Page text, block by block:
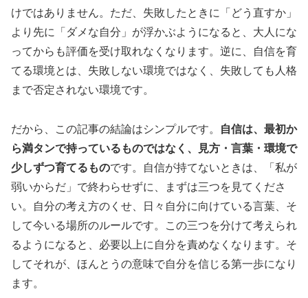
けではありません。ただ、失敗したときに「どう直すか」
より先に「ダメな自分」が浮かぶようになると、大人にな
ってからも評価を受け取れなくなります。逆に、自信を育
てる環境とは、失敗しない環境ではなく、失敗しても人格
まで否定されない環境です。
だから、この記事の結論はシンプルです。
自信は、最初か
ら満タンで持っているものではなく、見方・言葉・環境で
少しずつ育てるものです。自信が持てないときは、「私が
弱いからだ」で終わらせずに、まずは三つを見てくださ
い。自分の考え方のくせ、日々自分に向けている言葉、そ
して今いる場所のルールです。この三つを分けて考えられ
るようになると、必要以上に自分を責めなくなります。そ
してそれが、ほんとうの意味で自分を信じる第一歩になり
ます。